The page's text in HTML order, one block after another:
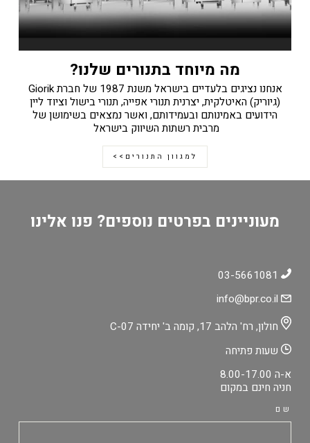
מה מיוחד בתנורים שלנו?
אנחנו נציגים בלעדיים בישראל משנת 1987 של חברת Giorik
(גיוריק) האיטלקית, יצרנית תנורי אפייה, תנורי בישול וציוד ליין
הידועים באמינותם ובעמידותם, ואשר נמצאים בשימושן של
מרבית רשתות השיווק בישראל
למגוון התנורים>>
מעוניינים בפרטים נוספים? פנו אלינו
חולון, רח' הלהב 17, קומה ב' יחידה C-07
שעות פתיחה
א-ה 8.00-17.00
חניה חינם במקום
שם